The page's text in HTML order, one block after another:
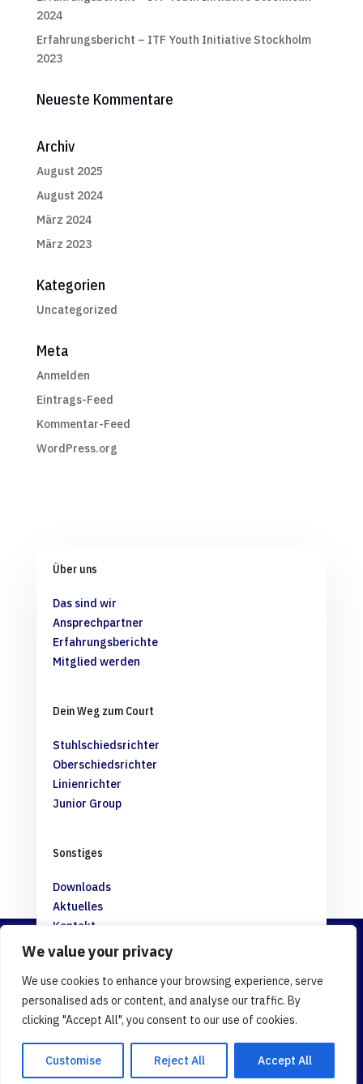
We value your privacy
We use cookies to enhance your browsing experience, serve
personalised ads or content, and analyse our traffic. By
clicking "Accept All", you consent to our use of cookies.
Customise Reject All Accept All
2024
Erfahrungsbericht – ITF Youth Initiative Stockholm
2023
Neueste Kommentare
Archiv
August 2025
August 2024
März 2024
März 2023
Kategorien
Uncategorized
Meta
Anmelden
Eintrags-Feed
Kommentar-Feed
WordPress.org
Über uns
Das sind wir
Ansprechpartner
Erfahrungsberichte
Mitglied werden
Dein Weg zum Court
Stuhlschiedsrichter
Oberschiedsrichter
Linienrichter
Junior Group
Sonstiges
Downloads
Aktuelles
Kontakt
Rechtliches
Impressum
Datenschutz